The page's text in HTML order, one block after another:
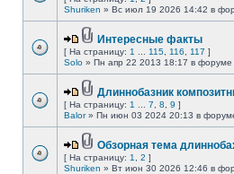
Shuriken » Вс июл 19 2026 14:42 в
Интересные факты
[ На страницу: 1 115 116 117 ]
Solo » Пн апр 22 2013 18:17 в форуме
Длиннобазник
[ На страницу: 1 7 8 9 ]
Balor» Пн июн 03 2024 20:13 в
Обзорная тема
[ На страницу: 1 2 ]
Shuriken » Вт июн 30 2026 12:46 в